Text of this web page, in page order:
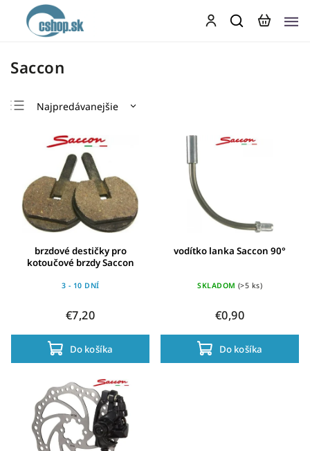
Saccon
Najpredávanejšie
Najdrahšie
Abecedne
brzdové destičky pro
kotoučové brzdy Saccon
3 - 10 DNÍ
€7,20
Do košíka
vodítko lanka Saccon 90°
SKLADOM (>5 ks)
€0,90
Do košíka